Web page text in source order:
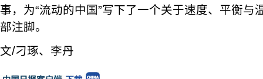
事，为“流动的中国”写下了一个关于速度、平衡与
部注脚。
文/刁琢、李丹